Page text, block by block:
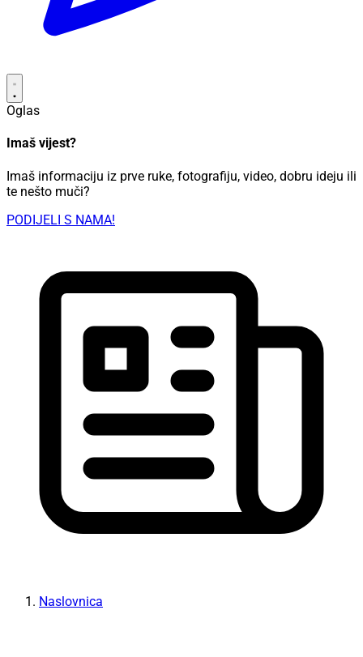
Oglas
Imaš vijest?
Imaš informaciju iz prve ruke, fotografiju, video, dobru ideju ili
te nešto muči?
PODIJELI S NAMA!
Naslovnica